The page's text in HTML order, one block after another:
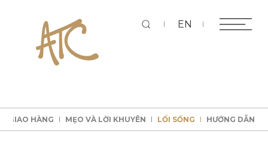
EN
GIAO HÀNG MẸO VÀ LỜI KHUYÊN
GIAO HÀNG MẸO VÀ LỜI KHUYÊN LỐI SỐNG HƯỚNG DẪN
Tìm